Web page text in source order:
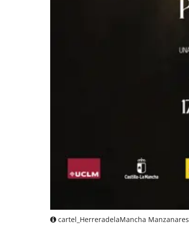
cartel_HerreradelaMancha Manzanares